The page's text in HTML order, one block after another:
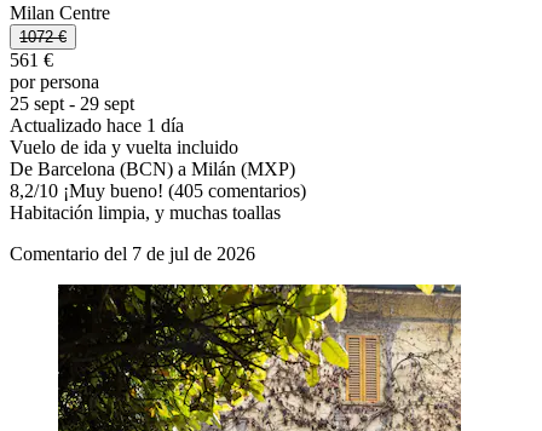
Milan Centre
1072 €
561 €
por persona
25 sept - 29 sept
Actualizado hace 1 día
Vuelo de ida y vuelta incluido
De Barcelona (BCN) a Milán (MXP)
8,2/10 ¡Muy bueno! (405 comentarios)
Habitación limpia, y muchas toallas
Comentario del 7 de jul de 2026